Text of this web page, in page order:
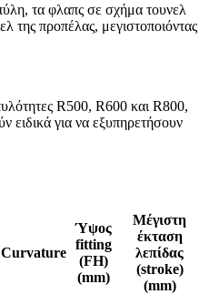
τα φλαπς σε σχήμα τουνελ
της προπέλας, μεγιστοποιόντας
R500, R600 και R800,
ειδικά για να εξυπηρετήσουν
Curvature
Ύψος
fitting
(FH)
(mm)
Μέγιστη
έκταση
λεπίδας
(stroke)
(mm)